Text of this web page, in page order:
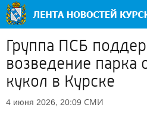
Группа ПСБ
возведение парка
кукол в Курске
4 июня 2026, 20:09 СМИ